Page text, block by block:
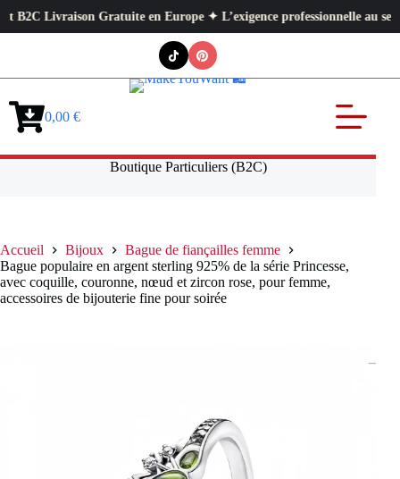
Gratuite en Europe ✦ L’exigence professionnelle au service
Panier0,00 €
Boutique Particuliers (B2C)
Accueil Bijoux
Bague de fiançailles femme
Bague populaire en argent sterling 925% de la série Princesse,
avec coquille, couronne, nœud et zircon rose, pour femme,
accessoires de bijouterie fine pour soirée